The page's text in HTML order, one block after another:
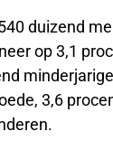
duizend
op 3,1
3,6